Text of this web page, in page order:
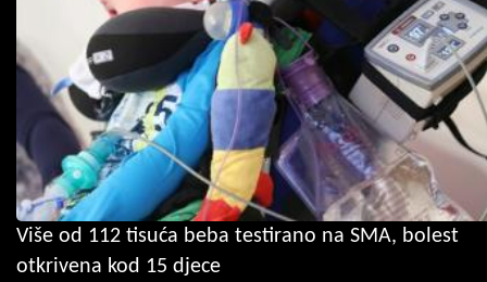
Više od 112 tisuća beba testirano na SMA, bolest
otkrivena kod 15 djece